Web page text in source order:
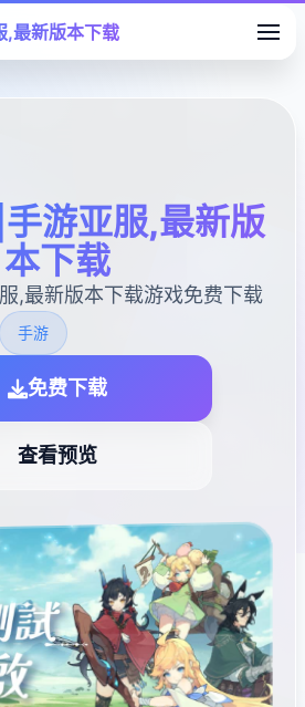
,最新版本下载
游亚服,最新版
本下载
,最新版本下载游戏免费下载
手游
免费下载
查看预览